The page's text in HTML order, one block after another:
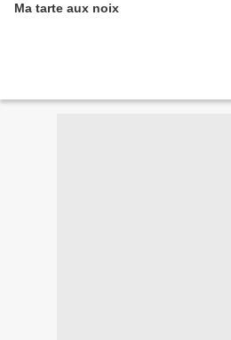
Ma tarte aux noix